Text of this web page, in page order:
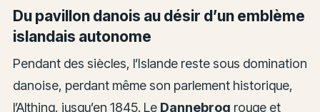
Du pavillon danois au désir d’un emblème
islandais autonome
Pendant des siècles, l’Islande reste sous domination
danoise, perdant même son parlement historique,
l’Althing, jusqu’en 1845. Le Dannebrog rouge et